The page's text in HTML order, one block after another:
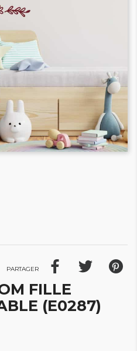
Partager
FILLE
(E0287)